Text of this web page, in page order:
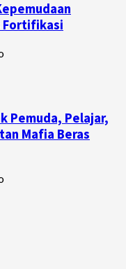
Fortifikasi
Pemuda, Pelajar,
Mafia Beras